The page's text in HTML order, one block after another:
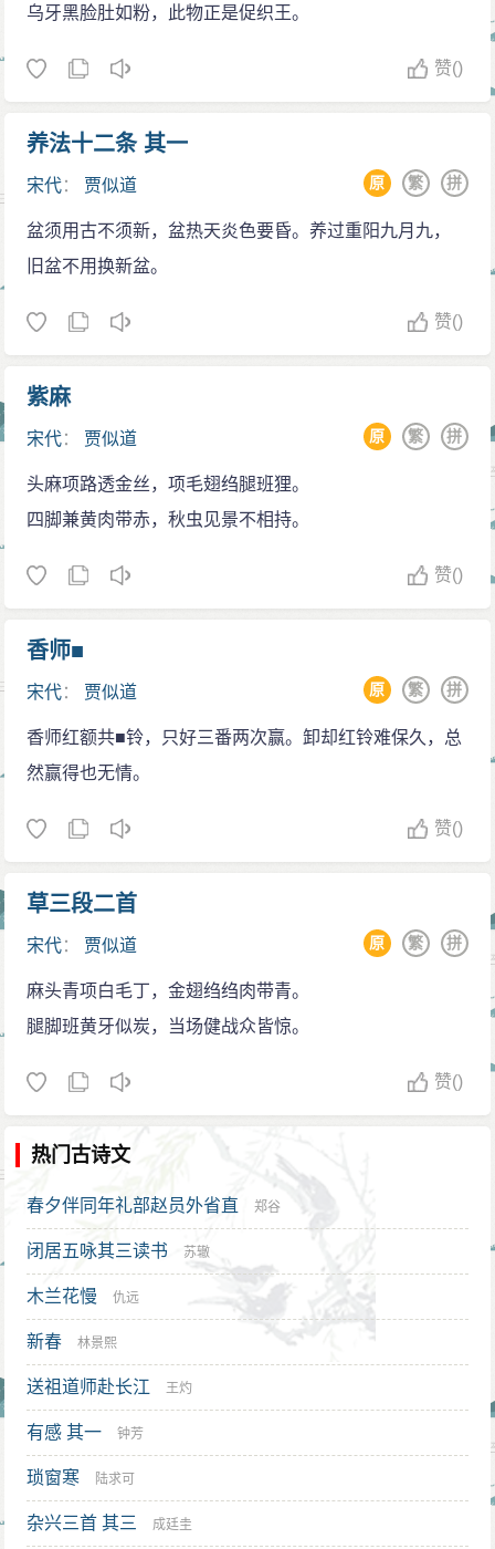
一律不上朝廷。《宋史》载：“襄阳围已急，似道日坐葛
岭，起楼台亭榭，取宫人娼尼有美色者为妾，日淫乐其
来，立府门，若将入者。似道见之，缚投火中。尝与群
咸淳八年（1272年），度宗前往祭祀式时，天落大
雨，度宗接受爱妃胡贵妃之父提出归宫之建议。此举令
贾似道不满，装出要离宫归家，度宗苦苦哀求，后听从
鸣声，甚至曾发生蟋蟀自水袖内跳出，竟跳黏到皇帝胡
须上的闹剧，而襄阳被元军围困一事，却被贾似道一一
隐瞒。又次，朝廷派遣贾出征，贾似道买通大臣，向度
宗“说明”他应留在中央控制大局，而不该上前线抗敌。
度宗离世后，元军已攻占了鄂州，南宋太学生提议
胆小如鼠贪生怕死，根本不思抗击，只是一味求和。他
给元丞相伯颜送上礼品，请求割地赔款，但伯颜责他不
守信义，拒绝议和。
275年，在安徽芜湖鲁港一带，贾似道几乎未加抵
逃走（丁家洲之战）。南宋军队大败，军士死伤逃亡不
恐，要求杀之以谢天下。在强大的压力下，谢太皇太后
被迫将他免职，但此举无法平众怒，朝廷内外都坚决要
求处死贾似道。谢太皇太后无奈，只得把他贬到偏远的
广东一带。县尉郑虎臣家里曾受过贾似道的迫害，为了
虎臣多次提醒，让贾似道自尽，但他苟且偷生，不愿就
死。郑虎臣想尽办法，勒逼折磨，到了木棉庵时贾似道
自知再也活不下去，就服冰片自杀。怎奈一时并不得
死，只是肚泄，郑虎臣气愤不过，在厕所内处死了贾似
道。
明朝抗倭名将俞大猷在木棉庵前的石亭中立下石
碑，并亲书“宋郑虎臣诛贾似道于此”。清乾隆年间的龙溪
知县袁本濂，又用一块石碑将这十个大字重述一遍。旁
边有1936年诸暨人陈琪撰文、汉寿人朱熙写的《木棉亭
另一说是元军已攻入临安混乱时，宋室王爷愤贾似
道误国，于逃亡途中，提尚方宝剑斩杀贾似道。
乌牙黑脸肚如粉，此物正是促织王。
赞()
养法十二条 其一
宋代： 贾似道 拼
繁
原
盆须用古不须新，盆热天炎色要昏。养过重阳九月九，
旧盆不用换新盆。
赞()
紫麻
宋代： 贾似道 拼
繁
原
头麻项路透金丝，项毛翅绉腿班狸。
四脚兼黄肉带赤，秋虫见景不相持。
赞()
香师■
宋代： 贾似道 拼
繁
原
香师红额共■铃，只好三番两次赢。卸却红铃难保久，总
然赢得也无情。
赞()
草三段二首
宋代： 贾似道 拼
繁
原
麻头青项白毛丁，金翅绉绉肉带青。
腿脚班黄牙似炭，当场健战众皆惊。
赞()
热门古诗文
春夕伴同年礼部赵员外省直 郑谷
闭居五咏其三读书 苏辙
木兰花慢 仇远
新春 林景熙
送祖道师赴长江 王灼
有感 其一 钟芳
琐窗寒 陆求可
杂兴三首 其三 成廷圭